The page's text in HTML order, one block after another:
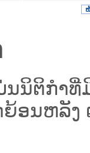
ນນິຕິກໍາ
ອນຫລັງ